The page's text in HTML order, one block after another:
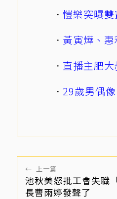
愷樂突曝
黃寅燁、
直播主肥
29歲男偶
← 上一篇
池秋美怒批工會失職
長曹雨婷發聲了